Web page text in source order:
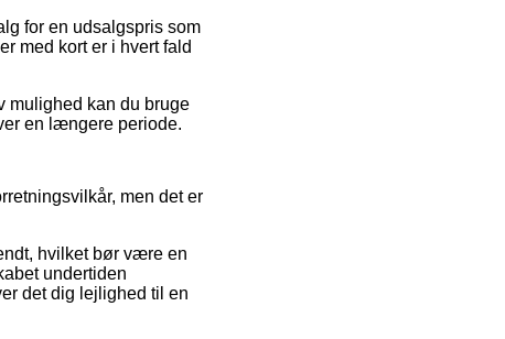
for en udsalgspris som
med kort er i hvert fald
mulighed kan du bruge
en længere periode.
men det er
hvilket bør være en
undertiden
det dig lejlighed til en